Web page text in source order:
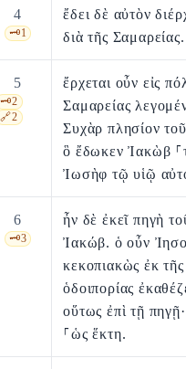
4
🗝️1
ἔδει δὲ αὐτὸν
διὰ τῆς Σαμαρείας.
5
🗝️2
🔗2
ἔρχεται οὖν εἰς
Σαμαρείας
Συχὰρ πλησίον
ὃ ἔδωκεν Ἰακὼβ
Ἰωσὴφ τῷ υἱῷ
6
🗝️3
ἦν δὲ ἐκεῖ πηγὴ
Ἰακώβ. ὁ οὖν
κεκοπιακὼς ἐκ τῆς
ὁδοιπορίας
οὕτως ἐπὶ τῇ
⸀ὡς ἕκτη.